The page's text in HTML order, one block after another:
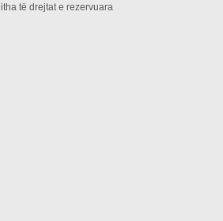
të drejtat e rezervuara